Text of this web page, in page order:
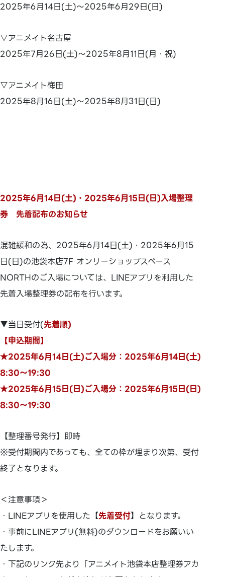
2025年6月14日(土)～2025年6月29日(日)
▽アニメイト名古屋
2025年7月26日(土)～2025年8月11日(月・祝)
▽アニメイト梅田
2025年8月16日(土)～2025年8月31日(日)
2025年6月14日(土)・2025年6月15日(日)入場整理
券 先着配布のお知らせ
混雑緩和の為、2025年6月14日(土)・2025年6月15
日(日)の池袋本店7F オンリーショップスペース
NORTHのご入場については、LINEアプリを利用した
先着入場整理券の配布を行います。
▼当日受付(先着順)
【申込期間】
★2025年6月14日(土)ご入場分：2025年6月14日(土)
8:30～19:30
★2025年6月15日(日)ご入場分：2025年6月15日(日)
8:30～19:30
【整理番号発行】即時
※受付期間内であっても、全ての枠が埋まり次第、受付
終了となります。
＜注意事項＞
・LINEアプリを使用した【先着受付】となります。
・事前にLINEアプリ(無料)のダウンロードをお願いい
たします。
・下記のリンク先より「アニメイト池袋本店整理券アカ